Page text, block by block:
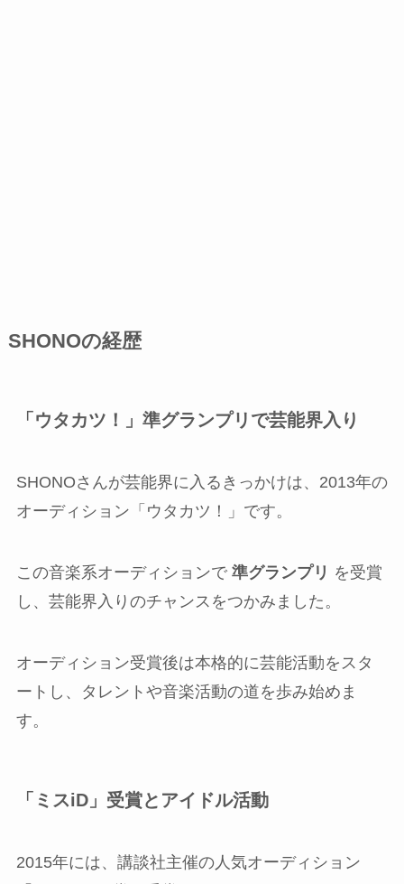
SHONOの経歴
「ウタカツ！」準グランプリで芸能界入り
SHONOさんが芸能界に入るきっかけは、2013年の
オーディション「ウタカツ！」です。
この音楽系オーディションで 準グランプリ を受賞
し、芸能界入りのチャンスをつかみました。
オーディション受賞後は本格的に芸能活動をスタ
ートし、タレントや音楽活動の道を歩み始めま
す。
「ミスiD」受賞とアイドル活動
2015年には、講談社主催の人気オーディション